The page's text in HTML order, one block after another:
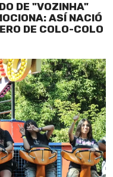
DE "VOZINHA"
ASÍ NACIÓ
DE COLO-COLO